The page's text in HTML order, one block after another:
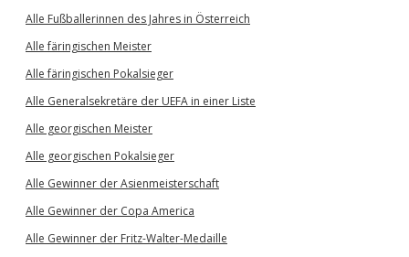
Alle Fußballerinnen des Jahres in Österreich
Alle färingischen Meister
Alle färingischen Pokalsieger
Alle Generalsekretäre der UEFA in einer Liste
Alle georgischen Meister
Alle georgischen Pokalsieger
Alle Gewinner der Asienmeisterschaft
Alle Gewinner der Copa America
Alle Gewinner der Fritz-Walter-Medaille